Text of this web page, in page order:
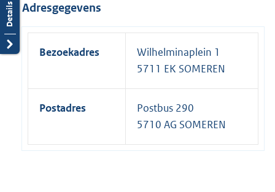
Adresgegevens
Bezoekadres
Wilhelminaplein 1
5711 EK SOMEREN
Postadres
Postbus 290
5710 AG SOMEREN